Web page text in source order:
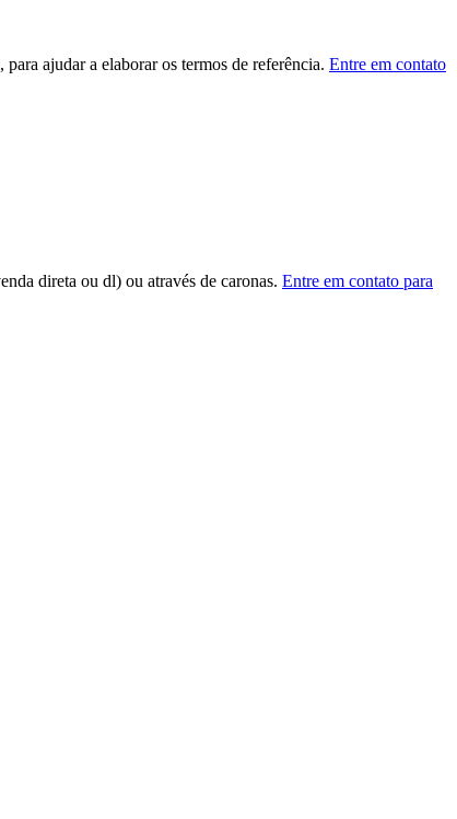
ajudar a elaborar os termos de referência. Entre em contato
direta ou dl) ou através de caronas. Entre em contato para